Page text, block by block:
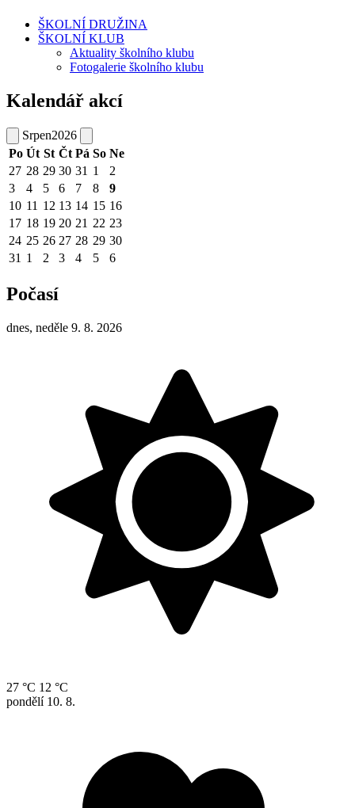
ŠKOLNÍ DRUŽINA
ŠKOLNÍ KLUB
Aktuality školního klubu
Fotogalerie školního klubu
Kalendář akcí
Srpen2026
Po Út St Čt Pá So Ne
27 28 29 30 31 1
2
3
4 5 6 7 8
9
10 11 12 13 14 15 16
17 18 19 20 21 22 23
24 25 26 27 28 29 30
31 1 2 3 4 5 6
Počasí
dnes, neděle 9. 8. 2026
27 °C 12 °C
pondělí 10. 8.